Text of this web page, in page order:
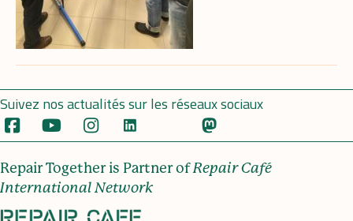
Suivez nos actualités sur les réseaux sociaux
Repair Together is Partner ofRepair Café
International Network